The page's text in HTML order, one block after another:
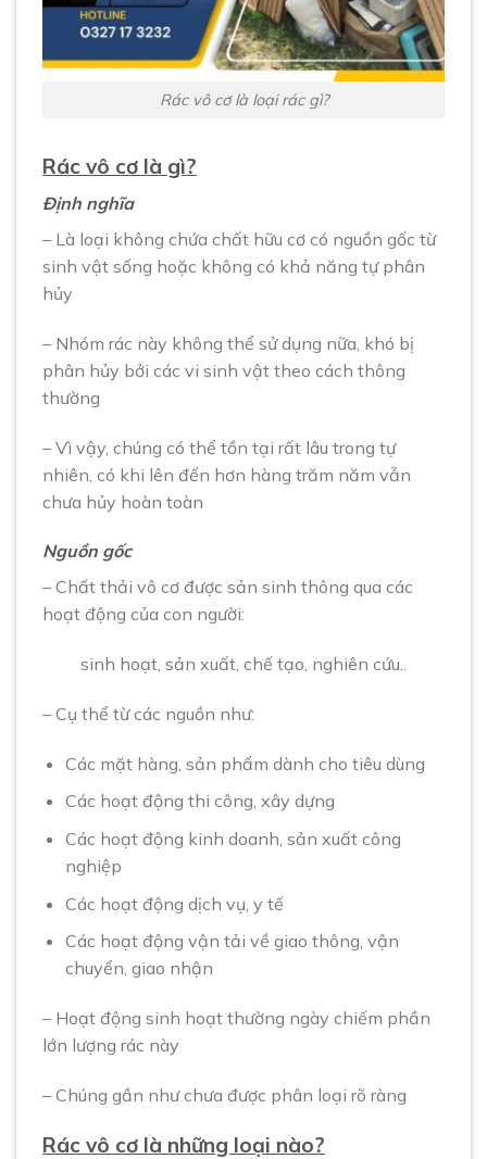
Rác vô cơ là loại rác gì?
Rác vô cơ là gì?
Định nghĩa
– Là loại không chứa chất hữu cơ có nguồn gốc từ
sinh vật sống hoặc không có khả năng tự phân
hủy
– Nhóm rác này không thể sử dụng nữa, khó bị
phân hủy bởi các vi sinh vật theo cách thông
thường
– Vì vậy, chúng có thể tồn tại rất lâu trong tự
nhiên, có khi lên đến hơn hàng trăm năm vẫn
chưa hủy hoàn toàn
Nguồn gốc
– Chất thải vô cơ được sản sinh thông qua các
hoạt động của con người:
sinh hoạt, sản xuất, chế tạo, nghiên cứu..
– Cụ thể từ các nguồn như:
Các mặt hàng, sản phẩm dành cho tiêu dùng
Các hoạt động thi công, xây dựng
Các hoạt động kinh doanh, sản xuất công
nghiệp
Các hoạt động dịch vụ, y tế
Các hoạt động vận tải về giao thông, vận
chuyển, giao nhận
– Hoạt động sinh hoạt thường ngày chiếm phần
lớn lượng rác này
– Chúng gần như chưa được phân loại rõ ràng
Rác vô cơ là những loại nào?